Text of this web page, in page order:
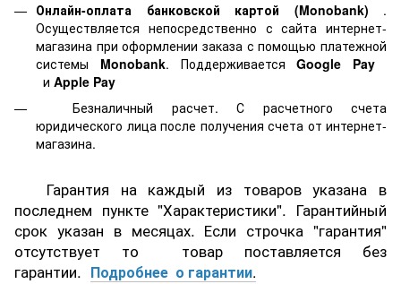
Онлайн-оплата банковской картой
(Monobank) .
Осуществляется непосредственно с сайта интернет-
магазина при оформлении заказа с помощью платежной
системы Monobank. ПоддерживаетсяGoogle Pay
и Apple Pay
Безналичный расчет. С расчетного счета
юридического лица после получения счета от интернет-
магазина.
Гарантия на каждый из товаров указана в
последнем пункте "Характеристики". Гарантийный
срок указан в месяцах. Если строчка "гарантия"
отсутствует то товар поставляется без
гарантии. Подробнее о гарантии.